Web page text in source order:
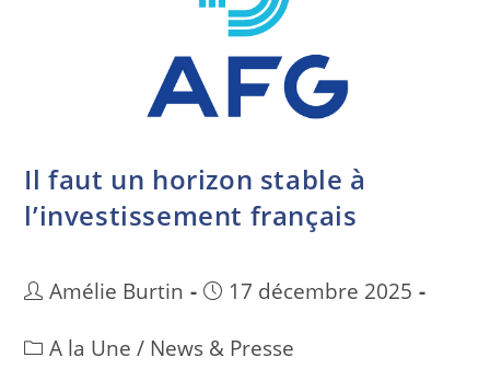
Il faut un horizon stable à
l’investissement français
Amélie Burtin
17 décembre 2025
A la Une / News & Presse